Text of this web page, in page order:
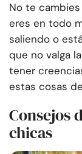
No te
eres en todo
saliendo o
que no valga
tener
estas cosas
Consejos
chicas